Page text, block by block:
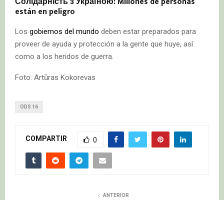
están en peligro
Los gobiernos del mundo deben estar preparados para
proveer de ayuda y protección a la gente que huye, así
como a los heridos de guerra.
Foto: Artūras Kokorevas
ODS 16
COMPARTIR 0
ANTERIOR